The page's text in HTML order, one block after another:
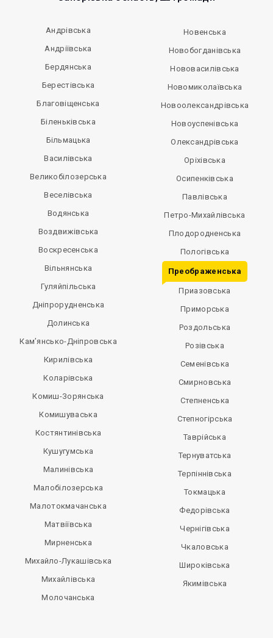
Андрівська
Андріївська
Бердянська
Берестівська
Благовіщенська
Біленьківська
Більмацька
Василівська
Великобілозерська
Веселівська
Водянська
Воздвижівська
Воскресенська
Вільнянська
Гуляйпільська
Дніпрорудненська
Долинська
Кам’янсько-Дніпровська
Кирилівська
Коларівська
Комиш-Зорянська
Комишуваська
Костянтинівська
Кушугумська
Малинівська
Малобілозерська
Малотокмачанська
Матвіївська
Мирненська
Михайло-Лукашівська
Михайлівська
Молочанська
Новенська
Новобогданівська
Нововасилівська
Новомиколаївська
Новоолександрівська
Новоуспенівська
Олександрівська
Оріхівська
Осипенківська
Павлівська
Петро-Михайлівська
Плодородненська
Пологівська
Преображенська
Приазовська
Приморська
Роздольська
Розівська
Семенівська
Смирновська
Степненська
Степногірська
Таврійська
Тернуватська
Терпіннівська
Токмацька
Федорівська
Чернігівська
Чкаловська
Широківська
Якимівська